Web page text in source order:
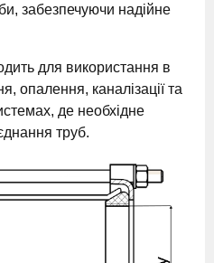
забезпечуючи надійне
для використання в
опалення, каналізації та
де необхідне
труб.